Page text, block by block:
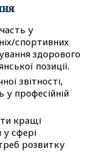
у
спортивних
здорового
позиції.
звітності,
у професійній
кращі
у сфері
розвитку